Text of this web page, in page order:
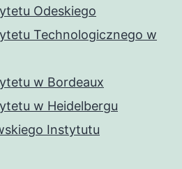
Odeskiego
Technologicznego w
w Bordeaux
w Heidelbergu
Instytutu